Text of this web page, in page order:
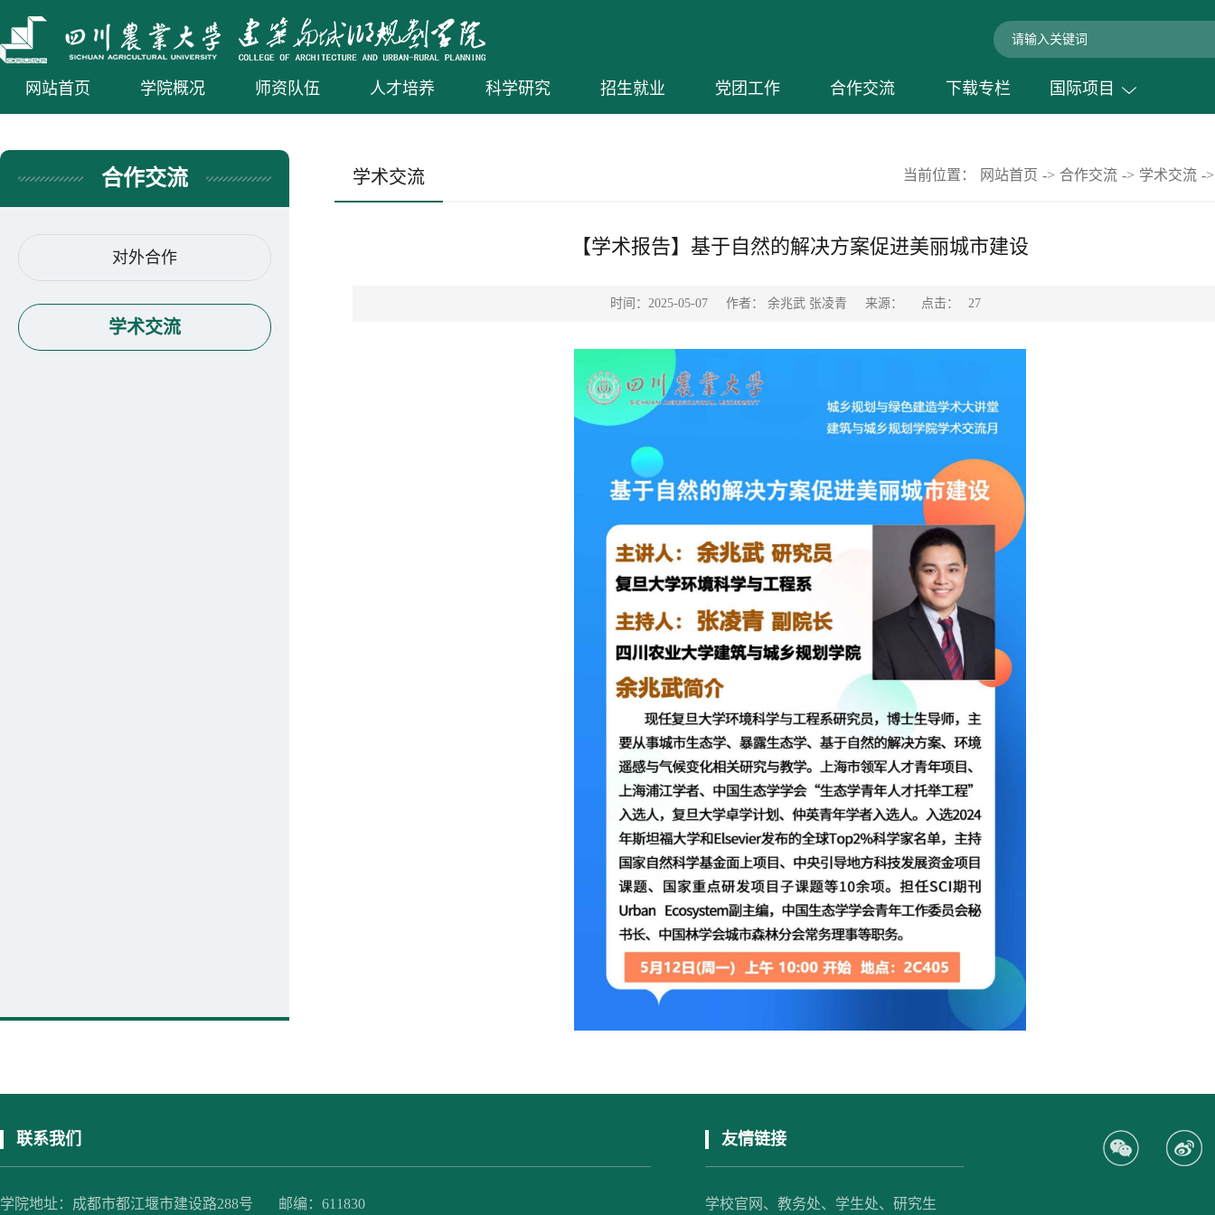
网站首页 学院概况 师资队伍 人才培养 科学研究 招生就业 党团工作 合作交流 下载专栏 国际项目
合作交流
对外合作
学术交流
学术交流 当前位置： 网站首页 -> 合作交流 -> 学术交流 ->
【学术报告】基于自然的解决方案促进美丽城市建设
时间：2025-05-07 作者： 余兆武 张凌青 来源： 点击： 27
联系我们
学院地址：成都市都江堰市建设路288号 邮编：611830
友情链接
学校官网、 教务处、 学生处、 研究生